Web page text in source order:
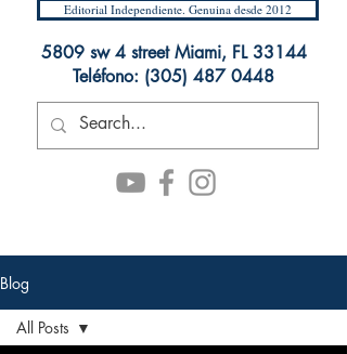
Editorial Independiente. Genuina desde 2012
5809 sw 4 street Miami, FL 33144
Teléfono: (305) 487 0448
Blog
All Posts